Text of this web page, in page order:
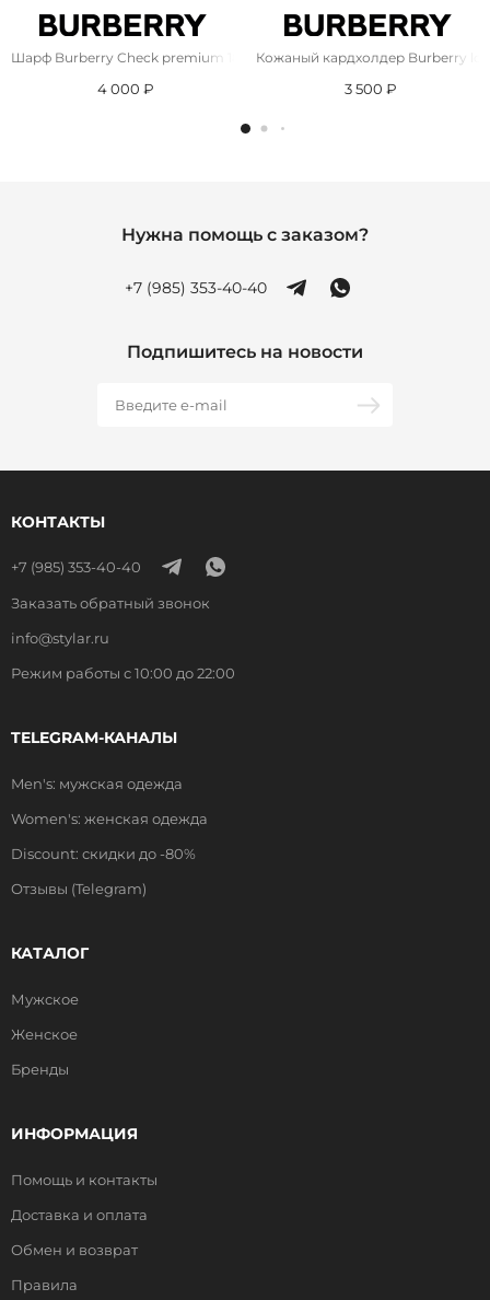
Шарф Burberry Check premium 182x71 см - Grey
4 000 ₽
Кожаный кардхолдер Burberry
3 500 ₽
Нужна помощь с заказом?
+7 (985) 353-40-40
Подпишитесь на новости
КОНТАКТЫ
+7 (985) 353-40-40
Заказать обратный звонок
info@stylar.ru
Режим работы с 10:00 до 22:00
TELEGRAM-КАНАЛЫ
Men's: мужская одежда
Women's: женская одежда
Discount: скидки до -80%
Отзывы (Telegram)
КАТАЛОГ
Мужское
Женское
Бренды
ИНФОРМАЦИЯ
Помощь и контакты
Доставка и оплата
Обмен и возврат
Правила